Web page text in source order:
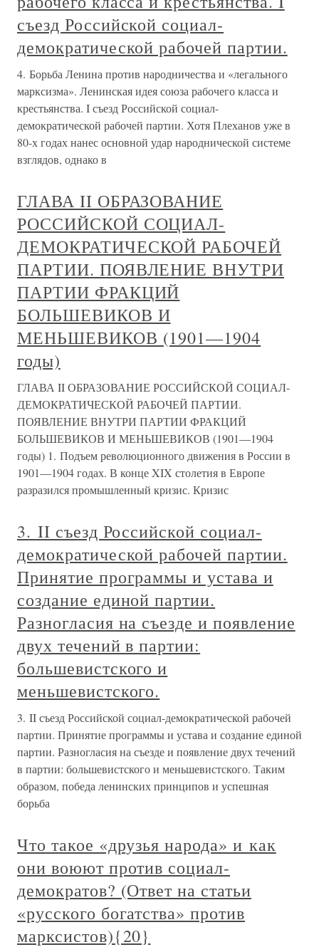
съезд Российской социал-
демократической рабочей партии.
4. Борьба Ленина против народничества и «легального
марксизма». Ленинская идея союза рабочего класса и
крестьянства. I съезд Российской социал-
демократической рабочей партии. Хотя Плеханов уже в
80-х годах нанес основной удар народнической системе
взглядов, однако в
ГЛАВА II ОБРАЗОВАНИЕ
РОССИЙСКОЙ СОЦИАЛ-
ДЕМОКРАТИЧЕСКОЙ РАБОЧЕЙ
ПАРТИИ. ПОЯВЛЕНИЕ ВНУТРИ
ПАРТИИ ФРАКЦИЙ
БОЛЬШЕВИКОВ И
МЕНЬШЕВИКОВ (1901—1904
годы)
ГЛАВА II ОБРАЗОВАНИЕ РОССИЙСКОЙ СОЦИАЛ-
ДЕМОКРАТИЧЕСКОЙ РАБОЧЕЙ ПАРТИИ.
ПОЯВЛЕНИЕ ВНУТРИ ПАРТИИ ФРАКЦИЙ
БОЛЬШЕВИКОВ И МЕНЬШЕВИКОВ (1901—1904
годы) 1. Подъем революционного движения в России в
1901—1904 годах. В конце XIX столетия в Европе
разразился промышленный кризис. Кризис
3. II съезд Российской социал-
демократической рабочей партии.
Принятие программы и устава и
создание единой партии.
Разногласия на съезде и появление
двух течений в партии:
большевистского и
меньшевистского.
3. II съезд Российской социал-демократической рабочей
партии. Принятие программы и устава и создание единой
партии. Разногласия на съезде и появление двух течений
в партии: большевистского и меньшевистского. Таким
образом, победа ленинских принципов и успешная
борьба
Что такое «друзья народа» и как
они воюют против социал-
демократов? (Ответ на статьи
«русского богатства» против
марксистов){20}